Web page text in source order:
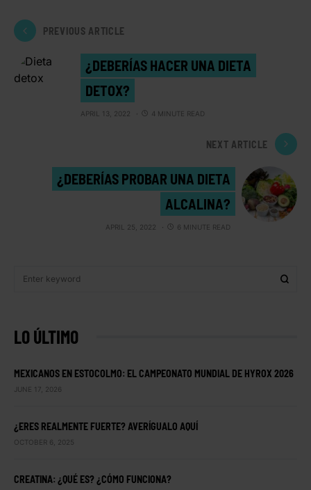
PREVIOUS ARTICLE
¿DEBERÍAS HACER UNA DIETA
DETOX?
APRIL 13, 2022 4 MINUTE READ
NEXT ARTICLE
¿DEBERÍAS PROBAR UNA DIETA
ALCALINA?
APRIL 25, 2022 6 MINUTE READ
LO ÚLTIMO
MEXICANOS EN ESTOCOLMO: EL CAMPEONATO MUNDIAL DE HYROX 2026
JUNE 17, 2026
¿ERES REALMENTE FUERTE? AVERÍGUALO AQUÍ
OCTOBER 6, 2025
CREATINA: ¿QUÉ ES? ¿CÓMO FUNCIONA?